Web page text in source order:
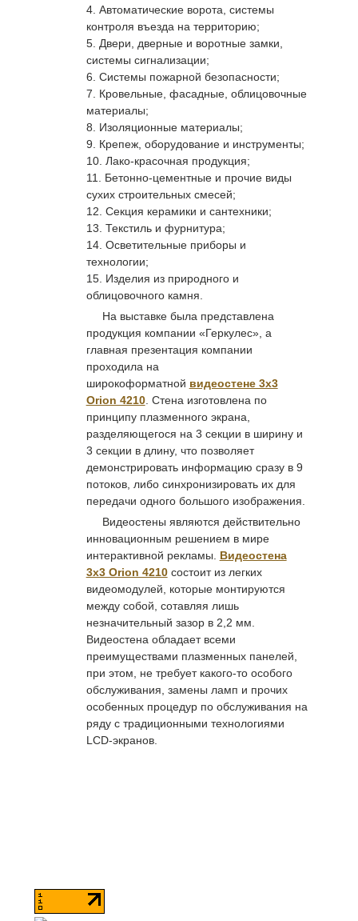
Автоматические ворота, системы
контроля въезда на территорию;
Двери, дверные и воротные замки,
системы сигнализации;
Системы пожарной безопасности;
Кровельные, фасадные, облицовочные
материалы;
Изоляционные материалы;
Крепеж, оборудование и инструменты;
Лако-красочная продукция;
Бетонно-цементные и прочие виды
сухих строительных смесей;
Секция керамики и сантехники;
Текстиль и фурнитура;
Осветительные приборы и
технологии;
Изделия из природного и
облицовочного камня.
На выставке была представлена
продукция компании «Геркулес», а
главная презентация компании
проходила на
широкоформатной видеостене 3х3
Orion 4210. Стена изготовлена по
принципу плазменного экрана,
разделяющегося на 3 секции в ширину и
3 секции в длину, что позволяет
демонстрировать информацию сразу в 9
потоков, либо синхронизировать их для
передачи одного большого изображения.
Видеостены являются действительно
инновационным решением в мире
интерактивной рекламы. Видеостена
3х3 Orion 4210состоит из легких
видеомодулей, которые монтируются
между собой, сотавляя лишь
незначительный зазор в 2,2 мм.
Видеостена обладает всеми
преимуществами плазменных панелей,
при этом, не требует какого-то особого
обслуживания, замены ламп и прочих
особенных процедур по обслуживания на
ряду с традиционными технологиями
LCD-экранов.